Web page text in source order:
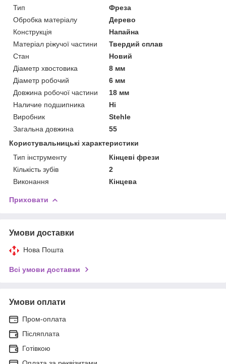
Тип
Фреза
Обробка матеріалу
Дерево
Конструкція
Напайна
Матеріал ріжучої частини
Твердий сплав
Стан
Новий
Діаметр хвостовика
8 мм
Діаметр робочий
6 мм
Довжина робочої частини
18 мм
Наличие подшипника
Ні
Виробник
Stehle
Загальна довжина
55
Користувальницькі характеристики
Тип інструменту
Кінцеві фрези
Кількість зубів
2
Виконання
Кінцева
Приховати
Умови доставки
Нова Пошта
Всі умови доставки
Умови оплати
Пром-оплата
Післяплата
Готівкою